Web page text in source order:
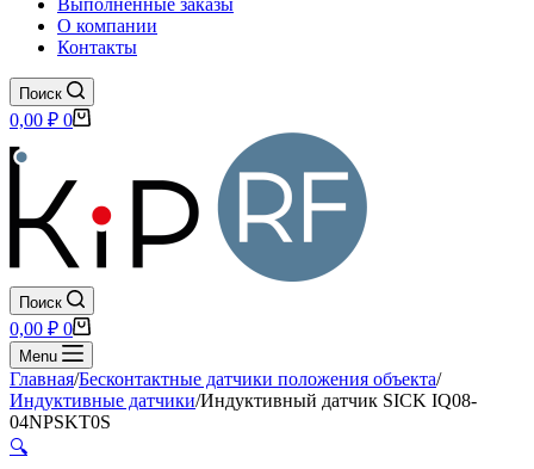
Выполненные заказы
О компании
Контакты
Поиск
Корзина
0,00 ₽ 0
Поиск
Корзина
0,00 ₽ 0
Menu
Главная/Бесконтактные датчики положения объекта/
Индуктивные датчики/Индуктивный датчик SICK IQ08-
04NPSKT0S
🔍